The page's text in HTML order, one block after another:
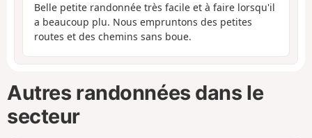
Belle petite randonnée très facile et à faire lorsqu'il
a beaucoup plu. Nous empruntons des petites
routes et des chemins sans boue.
Autres randonnées dans le
secteur